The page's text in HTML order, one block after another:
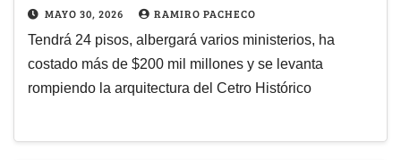
MAYO 30, 2026 RAMIRO PACHECO
Tendrá 24 pisos, albergará varios ministerios, ha
costado más de $200 mil millones y se levanta
rompiendo la arquitectura del Cetro Histórico